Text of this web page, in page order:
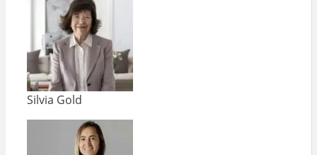
Silvia Gold